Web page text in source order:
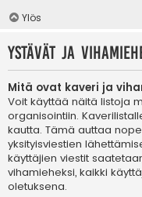
Ylös
Ystävät ja
Mitä ovat kaveri ja
Voit käyttää näitä listoja
organisointiin.
kautta. Tämä auttaa
yksityisviestien
käyttäjien viestit
vihamieheksi, kaikki
oletuksena.